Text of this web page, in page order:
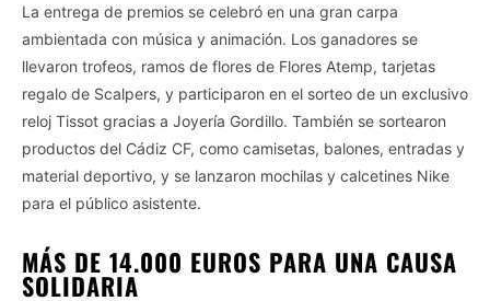
La entrega de premios se celebró en una gran carpa
ambientada con música y animación. Los ganadores se
llevaron trofeos, ramos de flores de Flores Atemp, tarjetas
regalo de Scalpers, y participaron en el sorteo de un exclusivo
reloj Tissot gracias a Joyería Gordillo. También se sortearon
productos del Cádiz CF, como camisetas, balones, entradas y
material deportivo, y se lanzaron mochilas y calcetines Nike
para el público asistente.
MÁS DE 14.000 EUROS PARA UNA CAUSA
SOLIDARIA